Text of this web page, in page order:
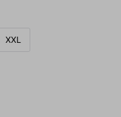
XXL